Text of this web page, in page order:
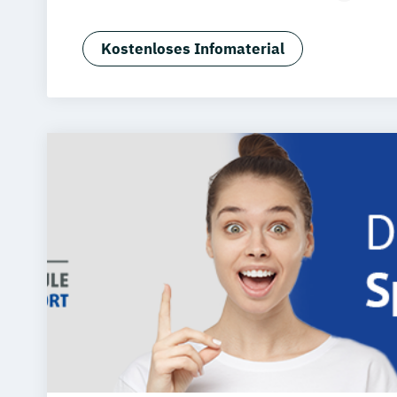
Chiropraktik
Ernährung & Fitness in
Grundlagen der Chiropraktik
Lebensmittelsicherheit Osteopathie
Sportmanagement
Kostenloses Infomaterial